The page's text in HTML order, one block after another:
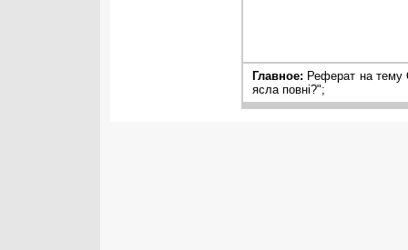
Главное: Реферат на тему
ясла повні?";